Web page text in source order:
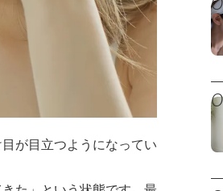
が目立つようになってい